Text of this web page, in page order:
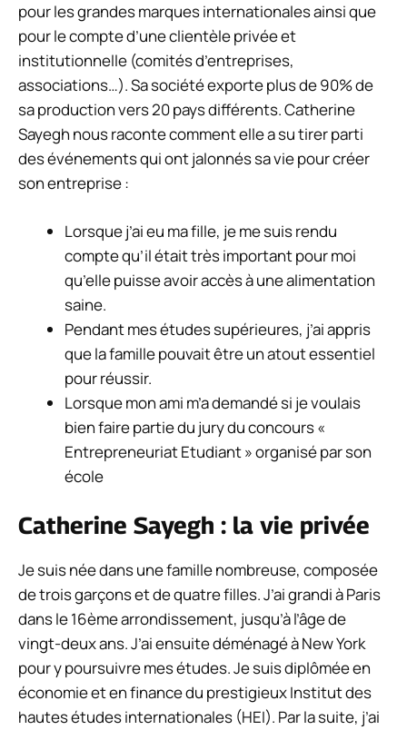
pour les grandes marques internationales ainsi que
pour le compte d’une clientèle privée et
institutionnelle (comités d’entreprises,
associations…). Sa société exporte plus de 90% de
sa production vers 20 pays différents. Catherine
Sayegh nous raconte comment elle a su tirer parti
des événements qui ont jalonnés sa vie pour créer
son entreprise :
Lorsque j’ai eu ma fille, je me suis rendu
compte qu’il était très important pour moi
qu’elle puisse avoir accès à une alimentation
saine.
Pendant mes études supérieures, j’ai appris
que la famille pouvait être un atout essentiel
pour réussir.
Lorsque mon ami m’a demandé si je voulais
bien faire partie du jury du concours «
Entrepreneuriat Etudiant » organisé par son
école
Catherine Sayegh : la vie privée
Je suis née dans une famille nombreuse, composée
de trois garçons et de quatre filles. J’ai grandi à Paris
dans le 16ème arrondissement, jusqu’à l’âge de
vingt-deux ans. J’ai ensuite déménagé à New York
pour y poursuivre mes études. Je suis diplômée en
économie et en finance du prestigieux Institut des
hautes études internationales (HEI). Par la suite, j’ai